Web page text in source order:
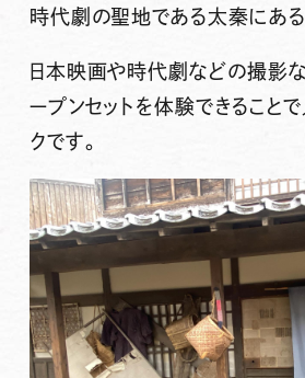
時代劇の聖地である太秦にある
日本映画や時代劇などの撮影
ープンセットを体験できること
クです。